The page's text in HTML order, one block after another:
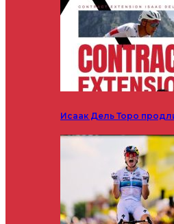
Исаак Дель Торо